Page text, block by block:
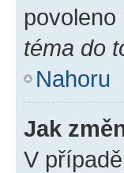
téma do
Nahoru
Jak
V